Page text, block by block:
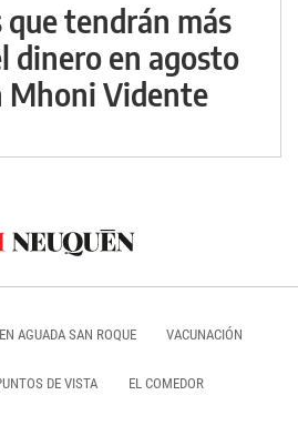
que tendrán más
dinero en agosto
Mhoni Vidente
AGUADA SAN ROQUE VACUNACIÓN
DE VISTA EL COMEDOR